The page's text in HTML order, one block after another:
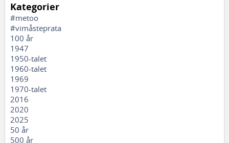
Kategorier
#metoo
#vimåsteprata
100 år
1947
1950-talet
1960-talet
1969
1970-talet
2016
2020
2025
50 år
500 år